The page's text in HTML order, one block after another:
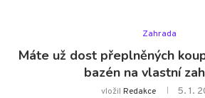
Zahrada
Máte už dost přeplněných
bazén na vlastní
vložil Redakce 5. 1.